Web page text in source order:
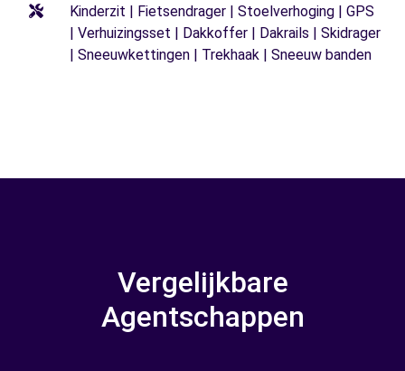
Kinderzit | Fietsendrager | Stoelverhoging | GPS
| Verhuizingsset | Dakkoffer | Dakrails | Skidrager
| Sneeuwkettingen | Trekhaak | Sneeuw banden
Vergelijkbare
Agentschappen